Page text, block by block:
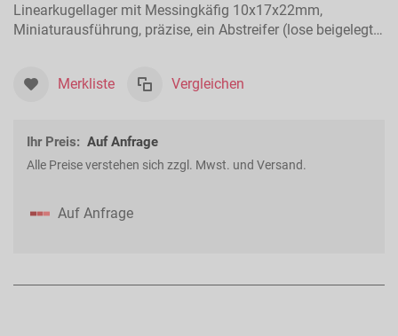
Linearkugellager mit Messingkäfig 10x17x22mm,
Miniaturausführung, präzise, ein Abstreifer (lose beigelegt),
Merkliste Vergleichen
Ihr Preis: Auf Anfrage
Alle Preise verstehen sich zzgl. Mwst. und Versand.
Auf Anfrage